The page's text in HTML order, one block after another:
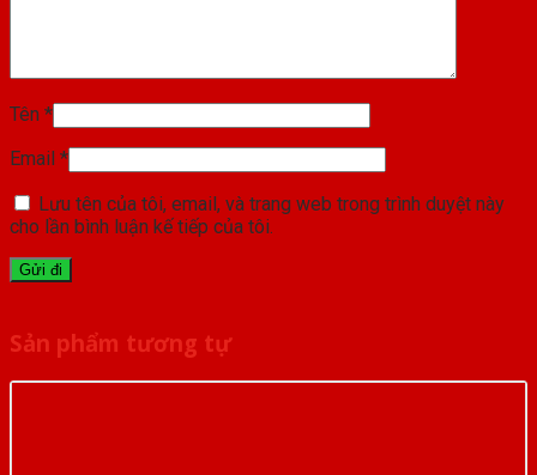
Tên *
Email *
Lưu tên của tôi, email, và trang web trong trình duyệt này
cho lần bình luận kế tiếp của tôi.
Sản phẩm tương tự